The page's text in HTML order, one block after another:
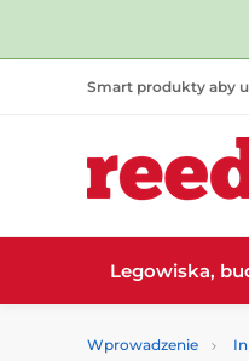
Smart produkty aby
Legowiska,
Wprowadzenie